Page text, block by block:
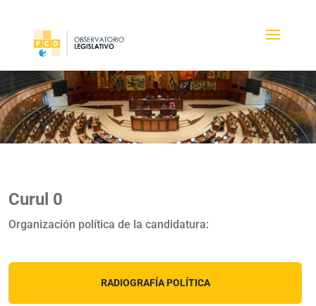
Curul 0
Organización política de la candidatura:
RADIOGRAFÍA POLÍTICA